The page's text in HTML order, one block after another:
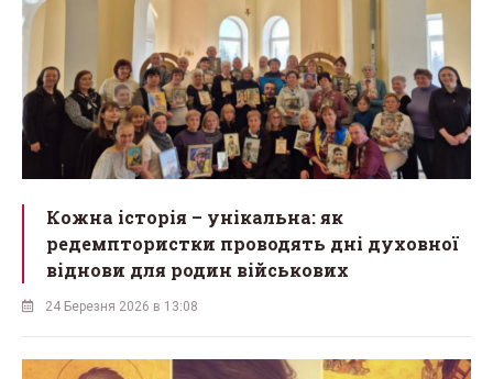
Кожна історія – унікальна: як
редемптористки проводять дні духовної
віднови для родин військових
24 Березня 2026 в 13:08